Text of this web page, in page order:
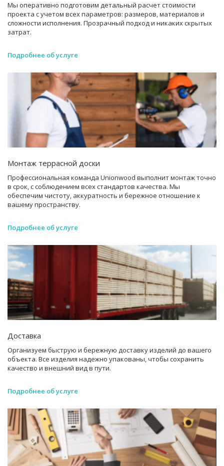
Мы оперативно подготовим детальный расчет стоимости
проекта с учетом всех параметров: размеров, материалов и
сложности исполнения. Прозрачный подход и никаких скрытых
затрат.
Подробнее об услуге
Монтаж террасной доски
Профессиональная команда Unionwood выполнит монтаж точно
в срок, с соблюдением всех стандартов качества. Мы
обеспечим чистоту, аккуратность и бережное отношение к
вашему пространству.
Подробнее об услуге
Доставка
Организуем быструю и бережную доставку изделий до вашего
объекта. Все изделия надежно упакованы, чтобы сохранить
качество и внешний вид в пути.
Подробнее об услуге